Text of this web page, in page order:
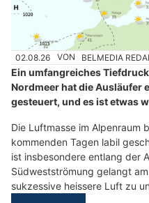
02.08.26 VON BELMEDIA
Ein umfangreiches
Nordmeer hat die Ausläufer
gesteuert, und es ist etwas
Die Luftmasse im Alpenraum
kommenden Tagen labil
ist insbesondere entlang der
Südwestströmung gelangt
sukzessive heissere Luft zu